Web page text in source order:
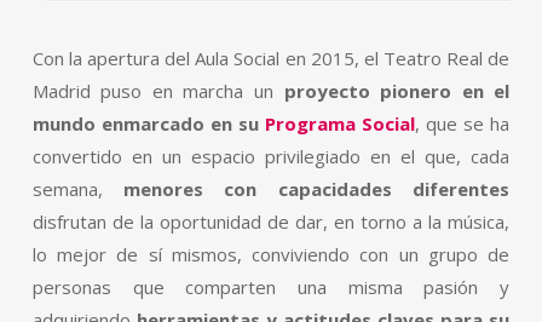
Con la apertura del Aula Social en 2015, el Teatro Real de
Madrid puso en marcha un proyecto pionero en el
mundo enmarcado en su Programa Social, que se ha
convertido en un espacio privilegiado en el que, cada
semana, menores con capacidades diferentes
disfrutan de la oportunidad de dar, en torno a la música,
lo mejor de sí mismos, conviviendo con un grupo de
personas que comparten una misma pasión y